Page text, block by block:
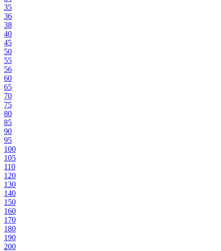
35
36
38
40
45
50
55
56
60
65
70
75
80
85
90
95
100
105
110
120
130
140
150
160
170
180
190
200